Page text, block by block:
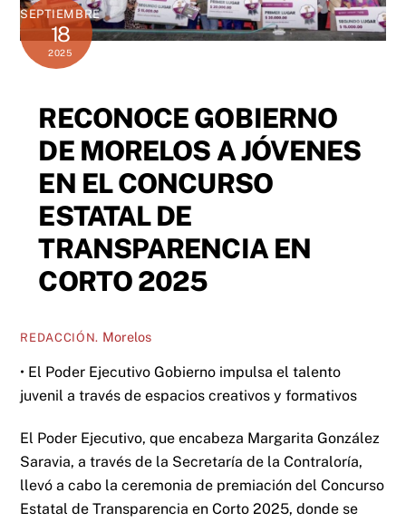
SEPTIEMBRE
18
2025
RECONOCE GOBIERNO
DE MORELOS A JÓVENES
EN EL CONCURSO
ESTATAL DE
TRANSPARENCIA EN
CORTO 2025
REDACCIÓN. Morelos
• El Poder Ejecutivo Gobierno impulsa el talento
juvenil a través de espacios creativos y formativos
El Poder Ejecutivo, que encabeza Margarita González
Saravia, a través de la Secretaría de la Contraloría,
llevó a cabo la ceremonia de premiación del Concurso
Estatal de Transparencia en Corto 2025, donde se